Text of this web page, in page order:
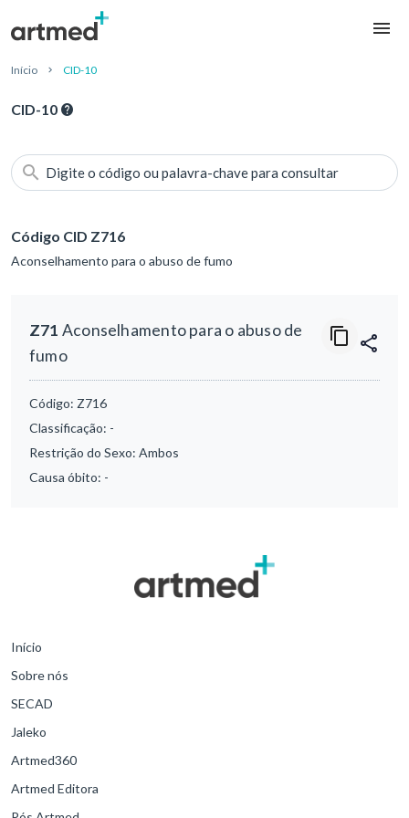
Início CID-10
CID-10
Digite o código ou palavra-chave para consultar
Código CID Z716
Aconselhamento para o abuso de fumo
Z71 Aconselhamento para o abuso de
fumo
Código: Z716
Classificação: -
Restrição do Sexo: Ambos
Causa óbito: -
Início
Sobre nós
SECAD
Jaleko
Artmed360
Artmed Editora